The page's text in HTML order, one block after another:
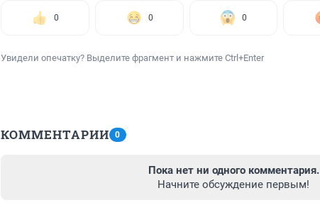
0 0 0
Увидели опечатку? Выделите фрагмент и нажмите Ctrl+Enter
КОММЕНТАРИИ 0
Пока нет ни одного комментария.
Начните обсуждение первым!